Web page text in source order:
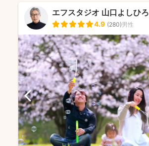
エフスタジオ 山口よしひろ
4.9 (280)男性